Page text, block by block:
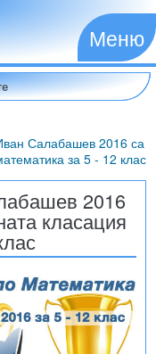
Меню
Салабашев 2016 са
за 5 - 12 клас
2016
класация